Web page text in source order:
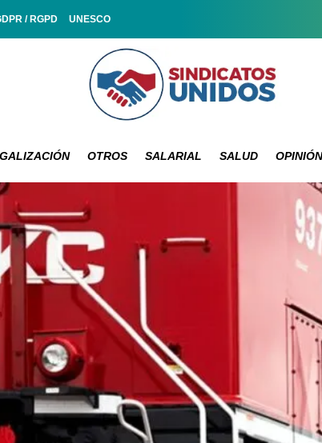
/ RGPD UNESCO
OTROS SALARIAL SALUD